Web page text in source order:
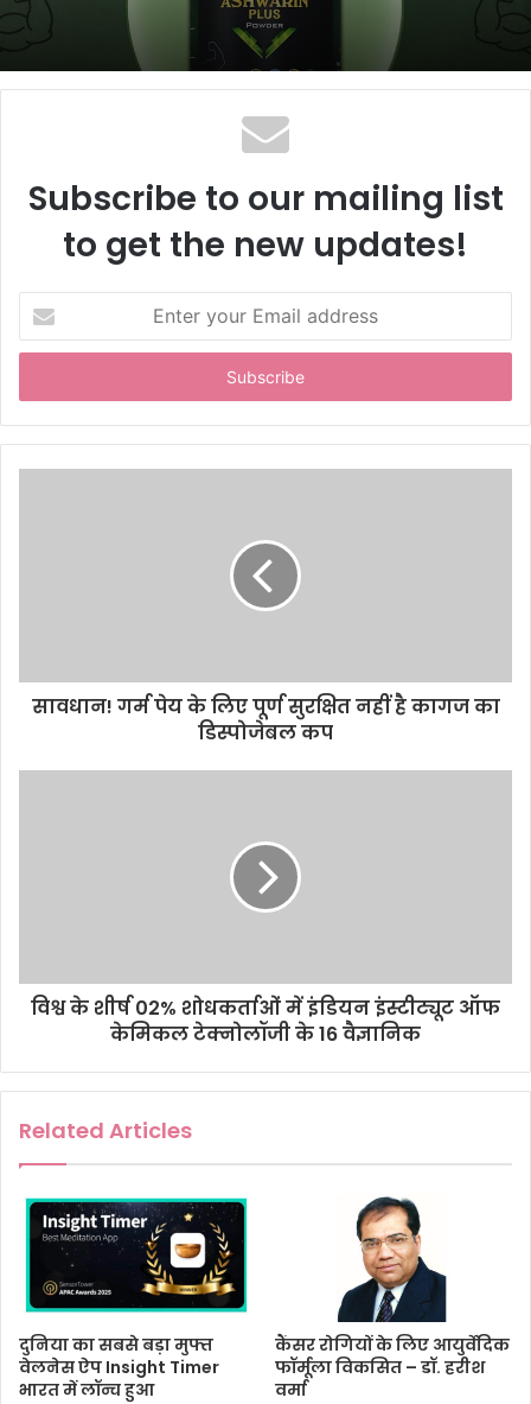
Subscribe to our mailing list
to get the new updates!
t
r
y
s
सावधान! गर्म पेय के लिए पूर्ण सुरक्षित नहीं है कागज का
डिस्पोजेबल कप
विश्व के शीर्ष 02% शोधकर्ताओं में इंडियन इंस्टीट्यूट ऑफ
केमिकल टेक्नोलॉजी के 16 वैज्ञानिक
Related Articles
दुनिया का सबसे बड़ा मुफ्त
वेलनेस ऐप Insight Timer
भारत में लॉन्च हुआ
कैंसर रोगियों के लिए आयुर्वेदिक
फॉर्मूला विकसित – डॉ. हरीश
वर्मा